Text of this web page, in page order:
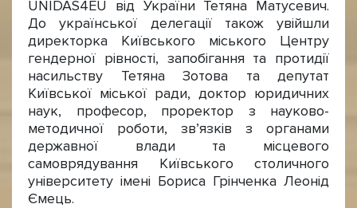
UNIDAS4EU від України Тетяна Матусевич.
До української делегації також увійшли
директорка Київського міського Центру
гендерної рівності, запобігання та протидії
насильству Тетяна Зотова та депутат
Київської міської ради, доктор юридичних
наук, професор, проректор з науково-
методичної роботи, звʼязків з органами
державної влади та місцевого
самоврядування Київського столичного
університету імені Бориса Грінченка Леонід
Ємець.